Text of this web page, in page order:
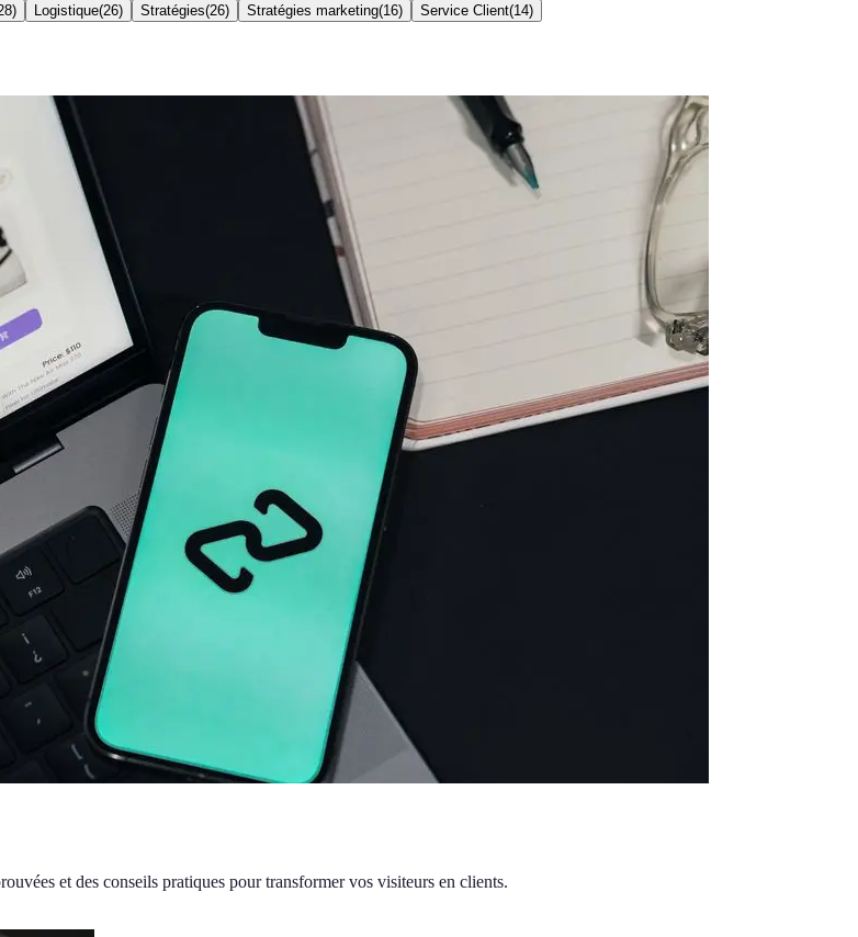
) Logistique(26) Stratégies(26) Stratégies marketing(16) Service Client(14)
et des conseils pratiques pour transformer vos visiteurs en clients.